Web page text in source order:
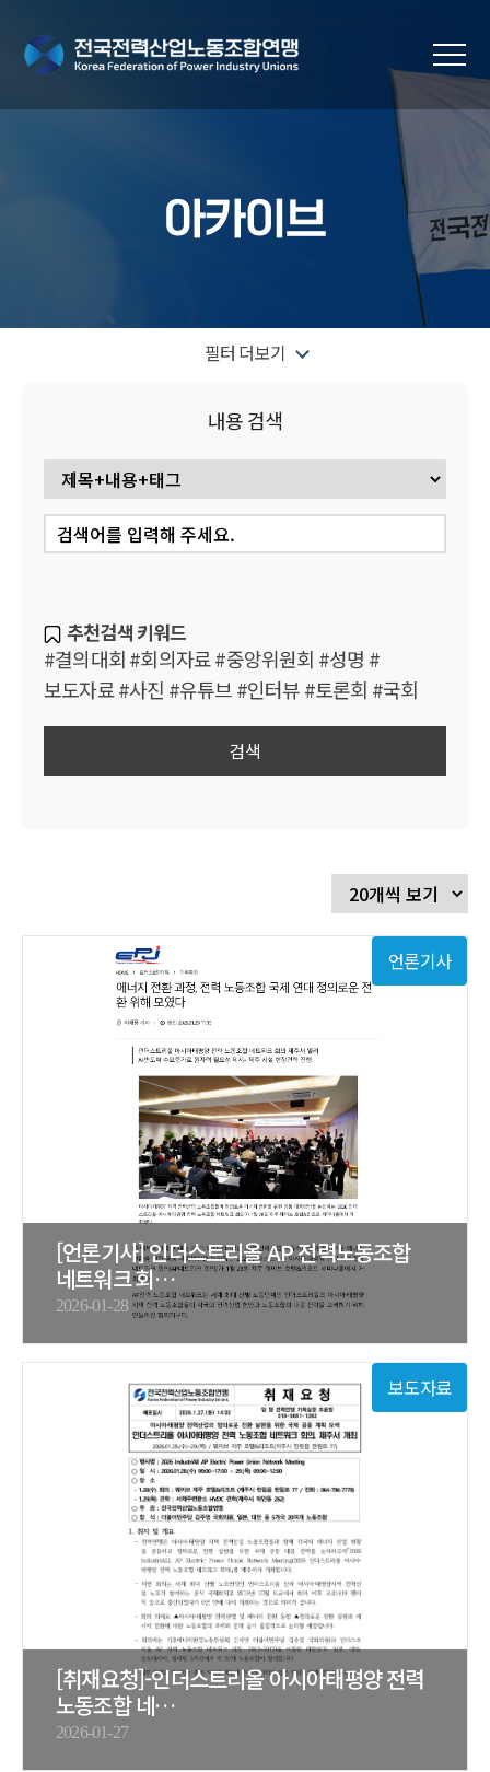
아카이브
필터 더보기
내용 검색
추천검색 키워드
#결의대회#회의자료#중앙위원회 #성명 #
보도자료#사진 #유튜브#인터뷰#토론회 #국회
검색
언론기사
[언론기사] 인더스트리올 AP 전력노동조합
네트워크 회…
2026-01-28
보도자료
[취재요청]-인더스트리올 아시아태평양 전력
노동조합 네…
2026-01-27